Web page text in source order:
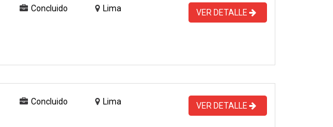
Concluido Lima VER DETALLE
Concluido Lima VER DETALLE